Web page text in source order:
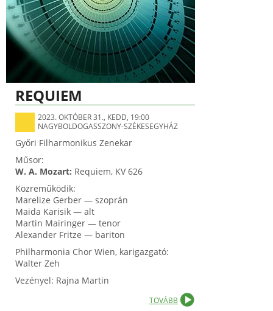
REQUIEM
2023. OKTÓBER 31., KEDD, 19:00
NAGYBOLDOGASSZONY-SZÉKESEGYHÁZ
Győri Filharmonikus Zenekar
Műsor:
W. A. Mozart: Requiem, KV 626
Közreműködik:
Marelize Gerber — szoprán
Maida Karisik — alt
Martin Mairinger — tenor
Alexander Fritze — bariton
Philharmonia Chor Wien, karigazgató:
Walter Zeh
Vezényel: Rajna Martin
TOVÁBB